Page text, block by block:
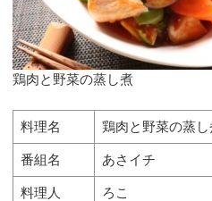
鶏肉と野菜の蒸し煮
料理名 鶏肉と野菜の蒸し
番組名 あさイチ
料理人 ろこ